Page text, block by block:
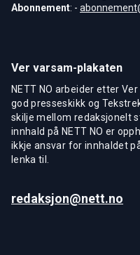
Abonnement: -
Ver varsam-plakaten
NETT NO arbeider etter
god presseskikk og
skilje mellom redaksjonelt
innhald på NETT NO er
ikkje ansvar for innhaldet
lenka til.
redaksjon@nett.no